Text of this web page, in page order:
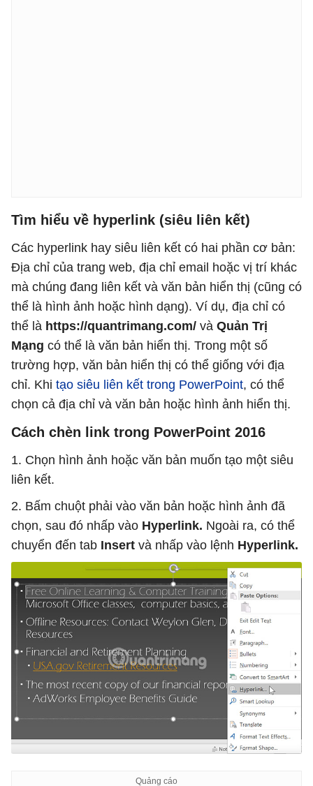
Tìm hiểu về hyperlink (siêu liên kết)
Các hyperlink hay siêu liên kết có hai phần cơ bản:
Địa chỉ của trang web, địa chỉ email hoặc vị trí khác
mà chúng đang liên kết và văn bản hiển thị (cũng có
thể là hình ảnh hoặc hình dạng). Ví dụ, địa chỉ có
thể là https://quantrimang.com/ và Quản Trị
Mạng có thể là văn bản hiển thị. Trong một số
trường hợp, văn bản hiển thị có thể giống với địa
chỉ. Khi tạo siêu liên kết trong PowerPoint, có thể
chọn cả địa chỉ và văn bản hoặc hình ảnh hiển thị.
Cách chèn link trong PowerPoint 2016
1. Chọn hình ảnh hoặc văn bản muốn tạo một siêu
liên kết.
2. Bấm chuột phải vào văn bản hoặc hình ảnh đã
chọn, sau đó nhấp vào Hyperlink. Ngoài ra, có thể
chuyển đến tab Insert và nhấp vào lệnh Hyperlink.